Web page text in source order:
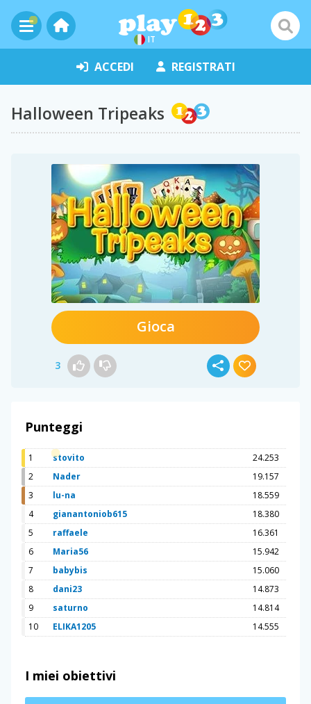
IT
ACCEDI REGISTRATI
Halloween Tripeaks
Gioca
3
Punteggi
1 stovito
24.253
2
Nader
19.157
3
lu-na
18.559
4
gianantoniob615
18.380
5
raffaele
16.361
6
Maria56
15.942
7
babybis
15.060
8
dani23
14.873
9
saturno
14.814
10
ELIKA1205 14.555
I miei obiettivi